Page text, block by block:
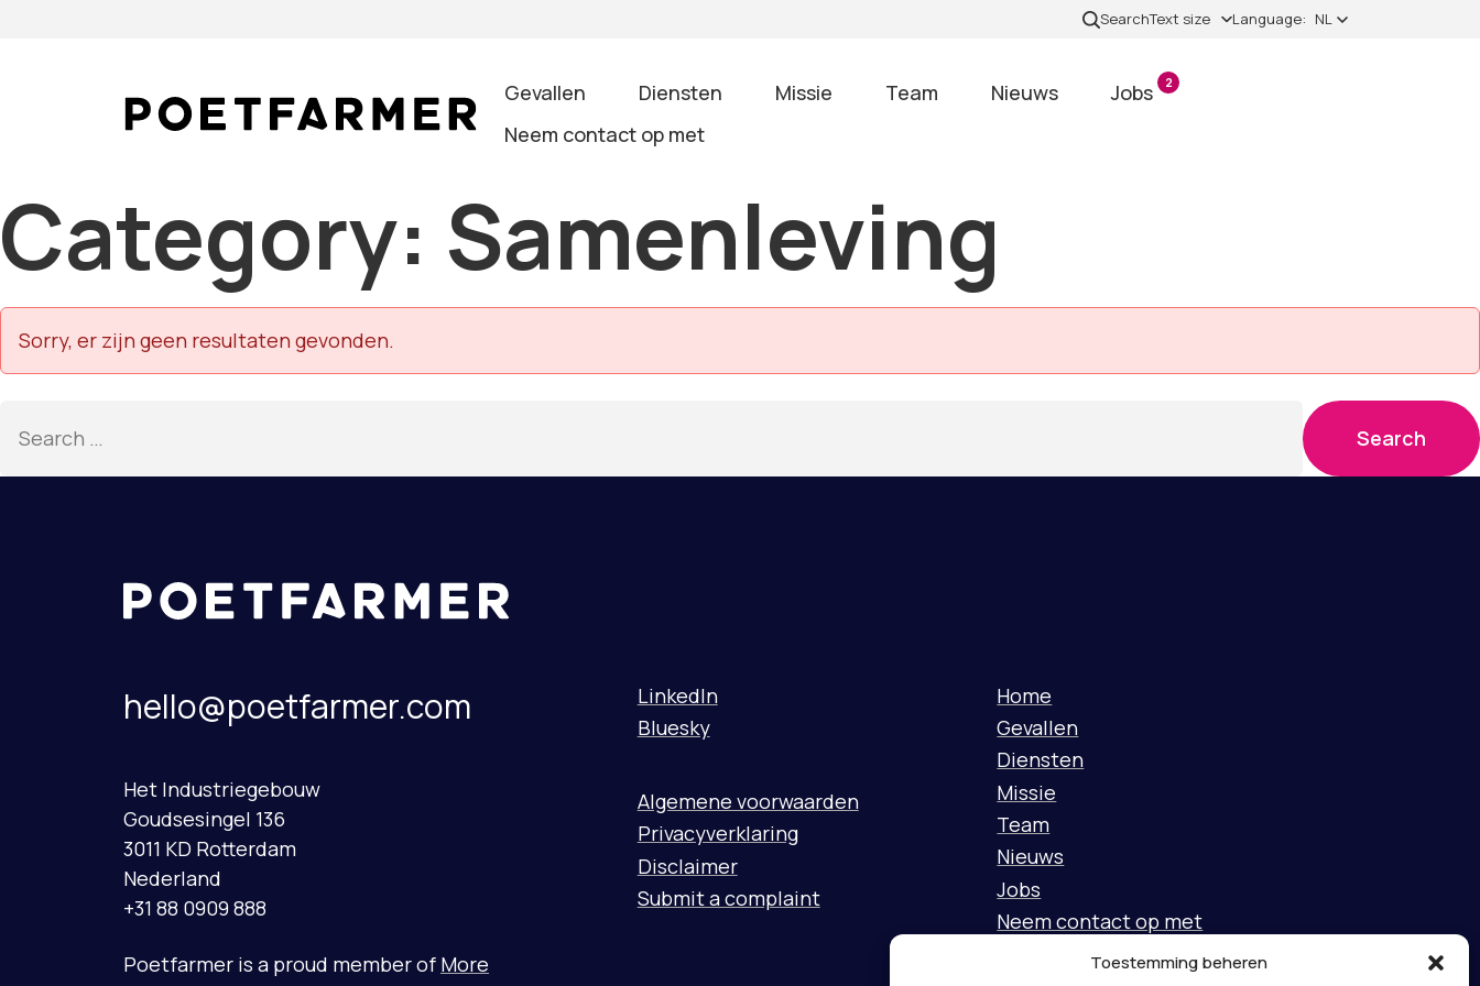
Toestemming beheren
SearchText size Language: NL
Gevallen Diensten Missie Team Nieuws Jobs 2
Neem contact op met
Category: Samenleving
Sorry, er zijn geen resultaten gevonden.
Search
hello@poetfarmer.com
Het Industriegebouw
Goudsesingel 136
3011 KD Rotterdam
Nederland
+31 88 0909 888
Poetfarmer is a proud member of More
Home
Gevallen
Diensten
Missie
Team
Nieuws
Jobs
Neem contact op met
LinkedIn
Bluesky
Algemene voorwaarden
Privacyverklaring
Disclaimer
Submit a complaint